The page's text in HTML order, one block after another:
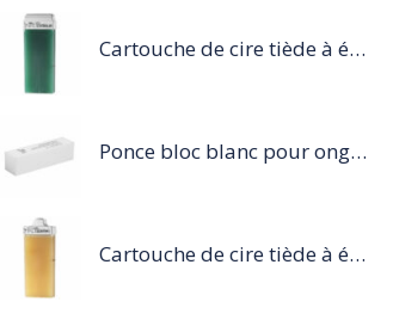
Cartouche de cire tiède à épiler 100ml vert
Ponce bloc blanc pour ongles
Cartouche de cire tiède à épiler 100ml miel